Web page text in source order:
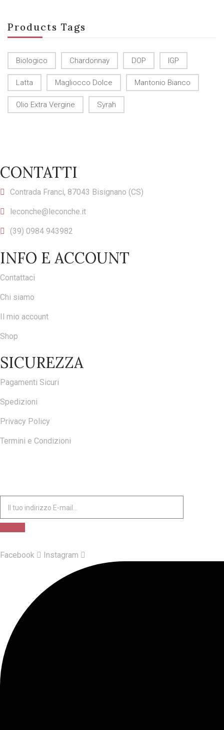
Products Tags
Biologico Chardonnay DOP IGP
Latta Magliocco Dolce Mantonio Bianco
Olio Extra Vergine Syrah
CONTATTI
Contrada Franci, 87043 Bisignano (CS)
leconche@leconche.it
(39) 0984 943982
INFO E ACCOUNT
Contattaci
Chi siamo
Il mio account
Shop
SICUREZZA
Pagamenti Sicuri
Spedizioni
Privacy Policy
Termini e Condizioni
Facebook Instagram